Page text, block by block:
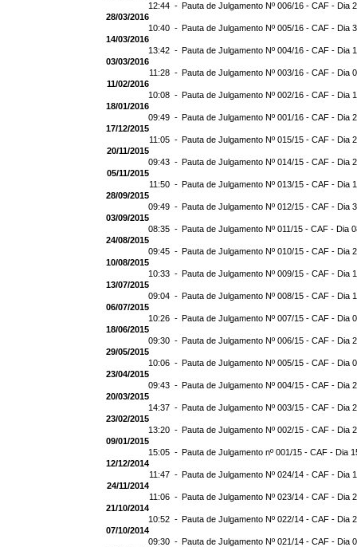
12:44 - Pauta de Julgamento Nº 006/16 - CAF - Dia
28/03/2016
10:40 - Pauta de Julgamento Nº 005/16 - CAF - Dia
14/03/2016
13:42 - Pauta de Julgamento Nº 004/16 - CAF - Dia
03/03/2016
11:28 - Pauta de Julgamento Nº 003/16 - CAF - Dia
11/02/2016
10:08 - Pauta de Julgamento Nº 002/16 - CAF - Dia
18/01/2016
09:49 - Pauta de Julgamento Nº 001/16 - CAF - Dia
17/12/2015
11:05 - Pauta de Julgamento Nº 015/15 - CAF - Dia
20/11/2015
09:43 - Pauta de Julgamento Nº 014/15 - CAF - Dia
05/11/2015
11:50 - Pauta de Julgamento Nº 013/15 - CAF - Dia
28/09/2015
09:49 - Pauta de Julgamento Nº 012/15 - CAF - Dia
03/09/2015
08:35 - Pauta de Julgamento Nº 011/15 - CAF - Dia
24/08/2015
09:45 - Pauta de Julgamento Nº 010/15 - CAF - Dia
10/08/2015
10:33 - Pauta de Julgamento Nº 009/15 - CAF - Dia
13/07/2015
09:04 - Pauta de Julgamento Nº 008/15 - CAF - Dia
06/07/2015
10:26 - Pauta de Julgamento Nº 007/15 - CAF - Dia
18/06/2015
09:30 - Pauta de Julgamento Nº 006/15 - CAF - Dia
29/05/2015
10:06 - Pauta de Julgamento Nº 005/15 - CAF - Dia
23/04/2015
09:43 - Pauta de Julgamento Nº 004/15 - CAF - Dia
20/03/2015
14:37 - Pauta de Julgamento Nº 003/15 - CAF - Dia
23/02/2015
13:20 - Pauta de Julgamento Nº 002/15 - CAF - Dia
09/01/2015
15:05 - Pauta de Julgamento nº 001/15 - CAF - Dia
12/12/2014
11:47 - Pauta de Julgamento Nº 024/14 - CAF - Dia
24/11/2014
11:06 - Pauta de Julgamento Nº 023/14 - CAF - Dia
21/10/2014
10:52 - Pauta de Julgamento Nº 022/14 - CAF - Dia
07/10/2014
09:30 - Pauta de Julgamento Nº 021/14 - CAF - Dia